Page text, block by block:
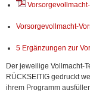
Vorsorgevollmacht-
5 Ergänzungen zur
Der jeweilige Vollmacht-
RÜCKSEITIG gedruckt
ihrem Programm